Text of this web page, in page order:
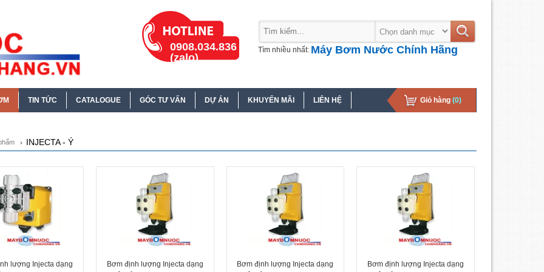
Tìm nhiều nhất: Máy Bơm Nước Chính Hãng
0908.034.836
(zalo)
TIN TỨC CATALOGUE GÓC TƯ VẤN DỰ ÁN KHUYẾN MÃI LIÊN HỆ Giỏ hàng (0)
INJECTA - Ý
lượng Injecta dạng
Bơm định lượng Injecta dạng
Bơm định lượng Injecta dạng
Bơm định lượng Injecta dạng